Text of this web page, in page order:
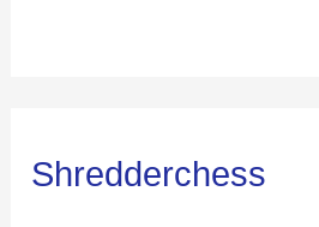
Shredderchess